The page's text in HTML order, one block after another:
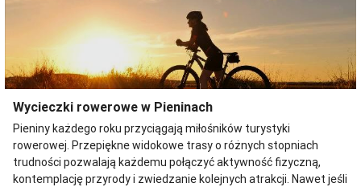
Krynickiej. Kompleksową organizację wyjazdów firmowych i
zimowych imprez integracyjnych oraz inne atrakcje.
Wycieczki rowerowe w Pieninach
Pieniny każdego roku przyciągają miłośników turystyki
rowerowej. Przepiękne widokowe trasy o różnych stopniach
trudności pozwalają każdemu połączyć aktywność fizyczną,
kontemplację przyrody i zwiedzanie kolejnych atrakcji. Nawet jeśli